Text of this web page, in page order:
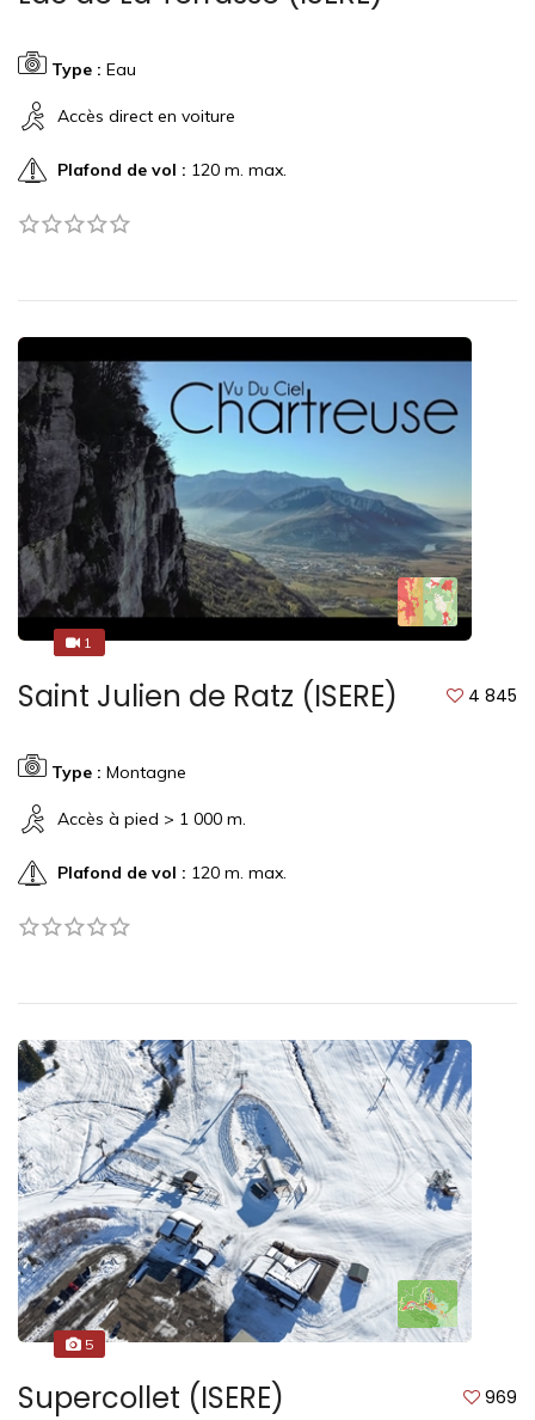
Type : Eau
Accès direct en voiture
Plafond de vol : 120 m. max.
11
Saint Julien de Ratz (ISERE) 4 845
Type : Montagne
Accès à pied > 1 000 m.
Plafond de vol : 120 m. max.
5
Supercollet (ISERE) 969